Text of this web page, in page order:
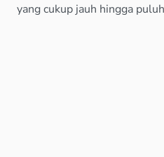
yang cukup jauh hingga